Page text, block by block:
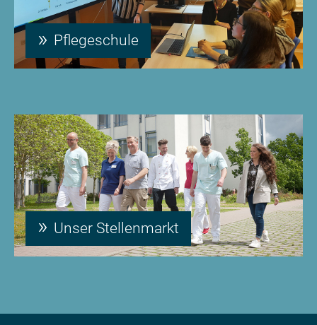
Pflegeschule
Unser Stellenmarkt